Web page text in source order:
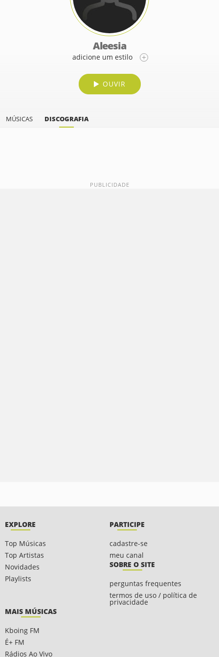
Aleesia
adicione um estilo
OUVIR
MÚSICAS DISCOGRAFIA
EXPLORE
Top Músicas
Top Artistas
Novidades
Playlists
PARTICIPE
cadastre-se
meu canal
SOBRE O SITE
perguntas frequentes
termos de uso / política de
privacidade
MAIS MÚSICAS
Kboing FM
É+ FM
Rádios Ao Vivo